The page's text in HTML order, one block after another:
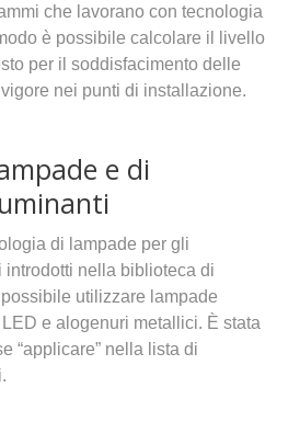
che lavorano con tecnologia
è possibile calcolare il livello
per il soddisfacimento delle
nei punti di installazione.
e di
di lampade per gli
nella biblioteca di
utilizzare lampade
e alogenuri metallici. È stata
“applicare” nella lista di